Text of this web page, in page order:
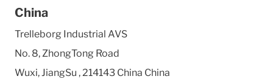
China
Trelleborg Industrial AVS
No. 8, ZhongTong Road
Wuxi, JiangSu ,214143 China China